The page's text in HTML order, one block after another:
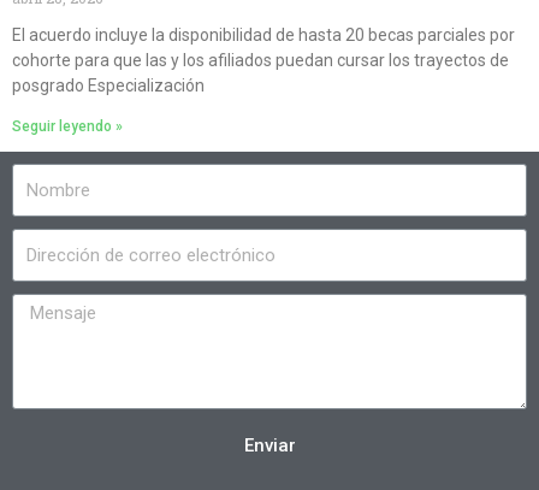
El acuerdo incluye la disponibilidad de hasta 20 becas parciales por
cohorte para que las y los afiliados puedan cursar los trayectos de
posgrado Especialización
Seguir leyendo »
Enviar